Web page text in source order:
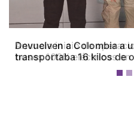
Devuelven a Colombia a
transportaba 16 kilos de